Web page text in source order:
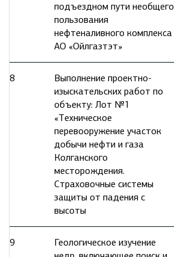
подъездном пути необщего
пользования
нефтеналивного комплекса
АО «Ойлгазтэт»
8
Выполнение проектно-
изыскательских работ по
объекту: Лот №1
«Техническое
перевооружение участок
добычи нефти и газа
Колганского
месторождения.
Страховочные системы
защиты от падения с
высоты
9
Геологическое изучение